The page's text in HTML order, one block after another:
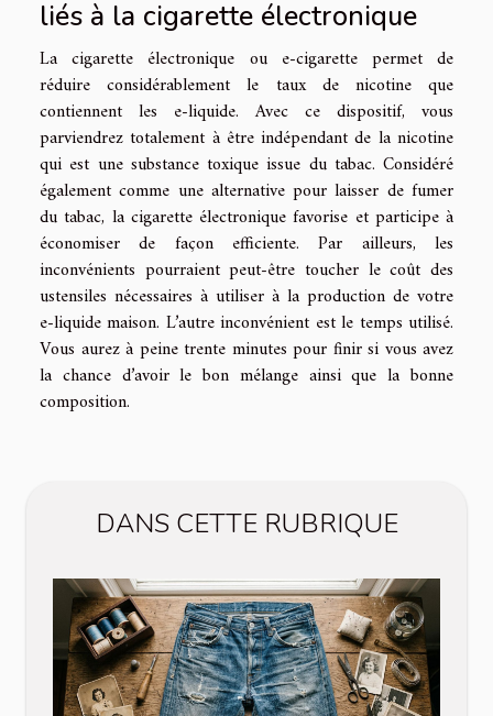
liés à la cigarette électronique
La cigarette électronique ou e-cigarette permet de
réduire considérablement le taux de nicotine que
contiennent les e-liquide. Avec ce dispositif, vous
parviendrez totalement à être indépendant de la nicotine
qui est une substance toxique issue du tabac. Considéré
également comme une alternative pour laisser de fumer
du tabac, la cigarette électronique favorise et participe à
économiser de façon efficiente. Par ailleurs, les
inconvénients pourraient peut-être toucher le coût des
ustensiles nécessaires à utiliser à la production de votre
e-liquide maison. L’autre inconvénient est le temps utilisé.
Vous aurez à peine trente minutes pour finir si vous avez
la chance d’avoir le bon mélange ainsi que la bonne
composition.
DANS CETTE RUBRIQUE